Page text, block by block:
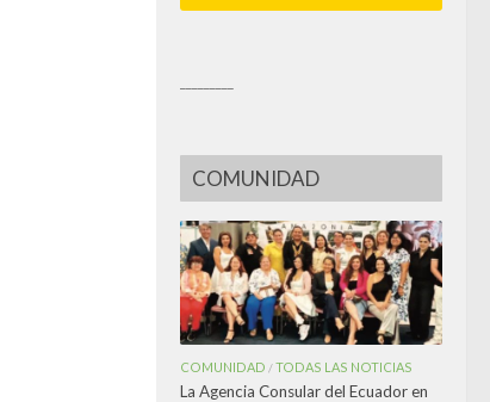
COMUNIDAD
COMUNIDAD /TODAS LAS NOTICIAS
La Agencia Consular del Ecuador en